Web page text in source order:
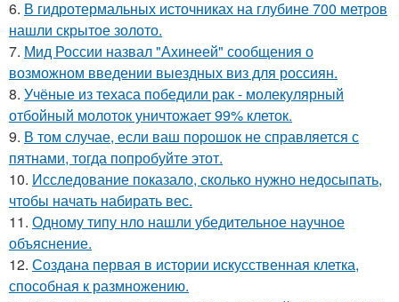
6. В гидротермальных источниках на глубине 700 метров
нашли скрытое золото.
7. Мид России назвал "Ахинеей" сообщения о
возможном введении выездных виз для россиян.
8. Учёные из техаса победили рак - молекулярный
отбойный молоток уничтожает 99% клеток.
9. В том случае, если ваш порошок не справляется с
пятнами, тогда попробуйте этот.
10. Исследование показало, сколько нужно недосыпать,
чтобы начать набирать вес.
11. Одному типу нло нашли убедительное научное
объяснение.
12. Создана первая в истории искусственная клетка,
способная к размножению.